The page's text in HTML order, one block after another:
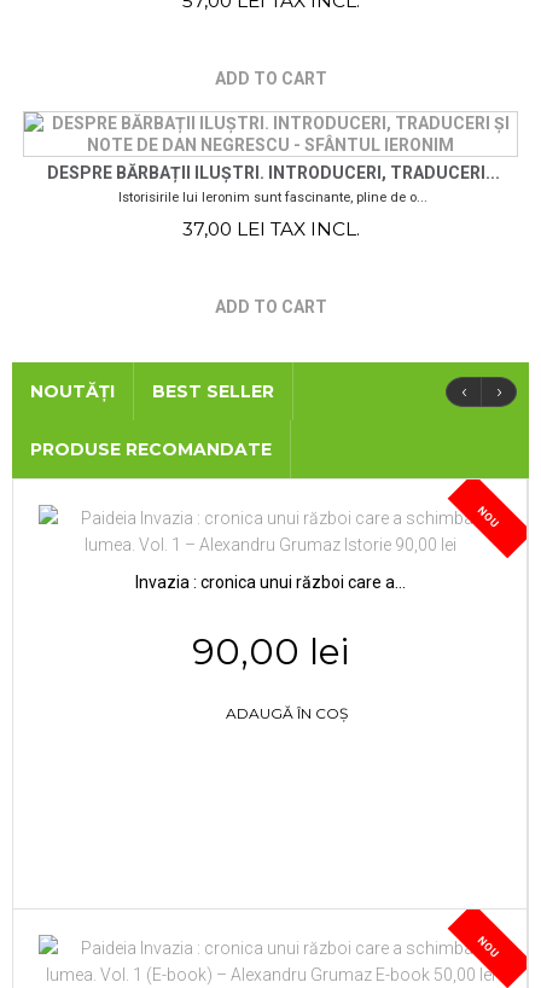
ADD TO CART
DESPRE BĂRBAȚII ILUȘTRI. INTRODUCERI, TRADUCERI...
Istorisirile lui Ieronim sunt fascinante, pline de o...
37,00 LEI TAX INCL.
ADD TO CART
NOUTĂȚI BEST SELLER
PRODUSE RECOMANDATE
‹ ›
NOU
Invazia : cronica unui război care a...
90,00 lei
ADAUGĂ ÎN COȘ
NOU